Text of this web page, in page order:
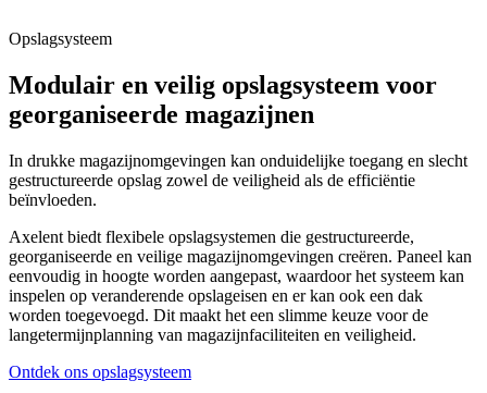
Opslagsysteem
Modulair en veilig opslagsysteem voor
georganiseerde magazijnen
In drukke magazijnomgevingen kan onduidelijke toegang en slecht
gestructureerde opslag zowel de veiligheid als de efficiëntie
beïnvloeden.
Axelent biedt flexibele opslagsystemen die gestructureerde,
georganiseerde en veilige magazijnomgevingen creëren. Paneel kan
eenvoudig in hoogte worden aangepast, waardoor het systeem kan
inspelen op veranderende opslageisen en er kan ook een dak
worden toegevoegd. Dit maakt het een slimme keuze voor de
langetermijnplanning van magazijnfaciliteiten en veiligheid.
Ontdek ons opslagsysteem